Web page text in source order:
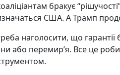
бракує
США. А Трамп
наголосити, що
або перемир’я. Все це